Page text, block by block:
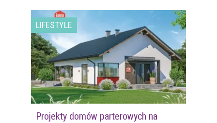
LIFESTYLE
Projekty domów parterowych na